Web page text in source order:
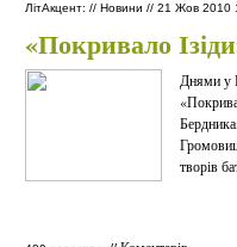
ЛітАкцент: // Новини // 21 Жов 2010
«Покривало
Днями у
творів